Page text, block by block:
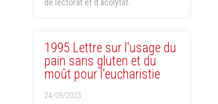
de lectorat et d'acolytat.
1995 Lettre sur l'usage du
pain sans gluten et du
moût pour l'eucharistie
24/09/2025